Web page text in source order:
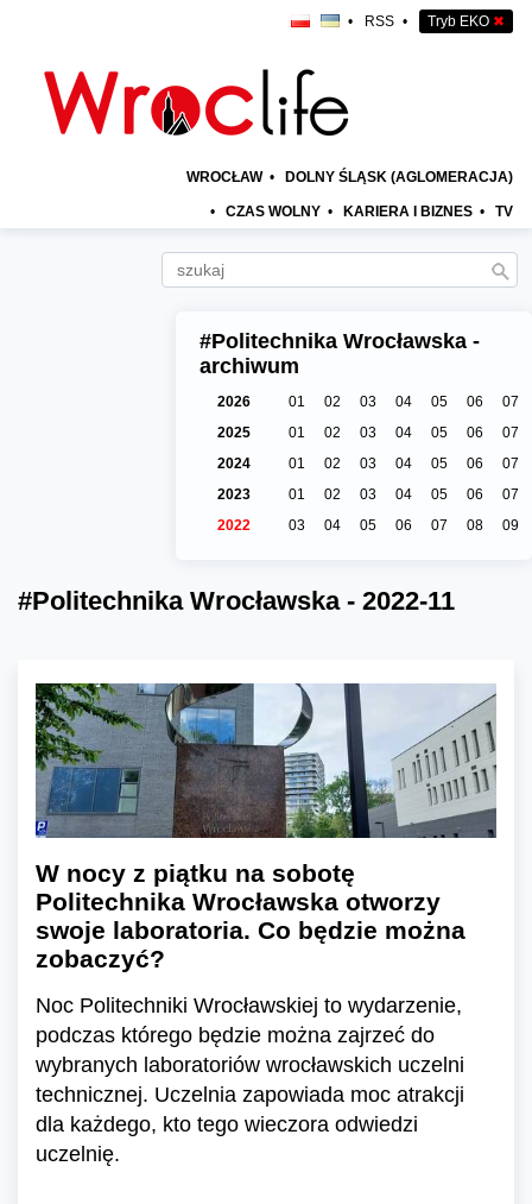
• RSS • Tryb EKO ✖
WROCŁAW • DOLNY ŚLĄSK (AGLOMERACJA)
• CZAS WOLNY • KARIERA I BIZNES • TV
#Politechnika Wrocławska -
archiwum
2026 01 02 03 04 05 06
07
2025
01 02 03 04 05 06
07
2024
01 02 03 04 05 06
07
2023
01 02 03 04 05 06
07
2022
03 04 05 06 07 08 09
#Politechnika Wrocławska - 2022-11
W nocy z piątku na sobotę
Politechnika Wrocławska otworzy
swoje laboratoria. Co będzie można
zobaczyć?
Noc Politechniki Wrocławskiej to wydarzenie,
podczas którego będzie można zajrzeć do
wybranych laboratoriów wrocławskich uczelni
technicznej. Uczelnia zapowiada moc atrakcji
dla każdego, kto tego wieczora odwiedzi
uczelnię.